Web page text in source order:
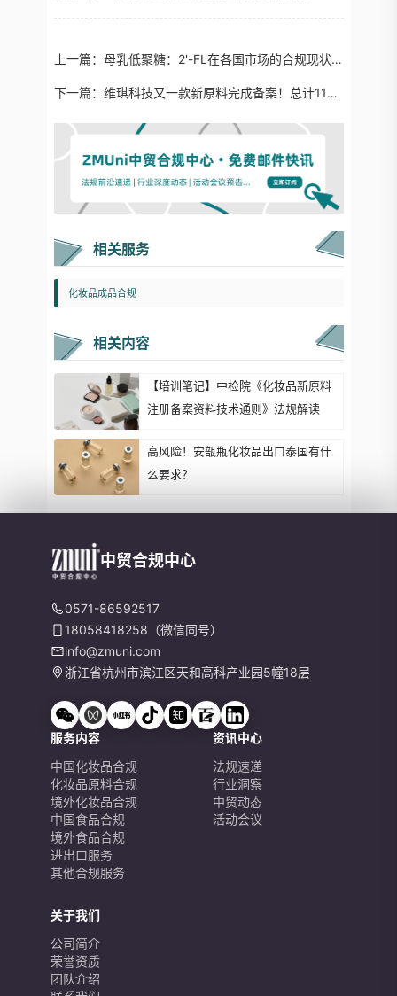
上一篇： 母乳低聚糖：2'-FL在各国市场的合规现状与盘点
下一篇： 维琪科技又一款新原料完成备案！总计11款！
相关服务
化妆品成品合规
相关内容
【培训笔记】中检院《化妆品新原料
注册备案资料技术通则》法规解读
高风险！安瓿瓶化妆品出口泰国有什
么要求？
中贸合规中心
0571-86592517
18058418258（微信同号）
info@zmuni.com
浙江省杭州市滨江区天和高科产业园5幢18层
服务内容
中国化妆品合规
化妆品原料合规
境外化妆品合规
中国食品合规
境外食品合规
进出口服务
其他合规服务
资讯中心
法规速递
行业洞察
中贸动态
活动会议
关于我们
公司简介
荣誉资质
团队介绍